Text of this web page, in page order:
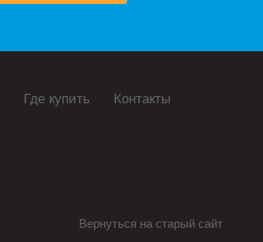
Где купить Контакты
Вернуться на старый сайт